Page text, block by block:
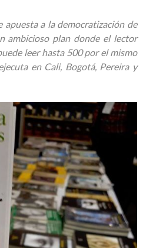
apuesta a la democratización de
ambicioso plan donde el lector
leer hasta 500 por el mismo
en Cali, Bogotá, Pereira y